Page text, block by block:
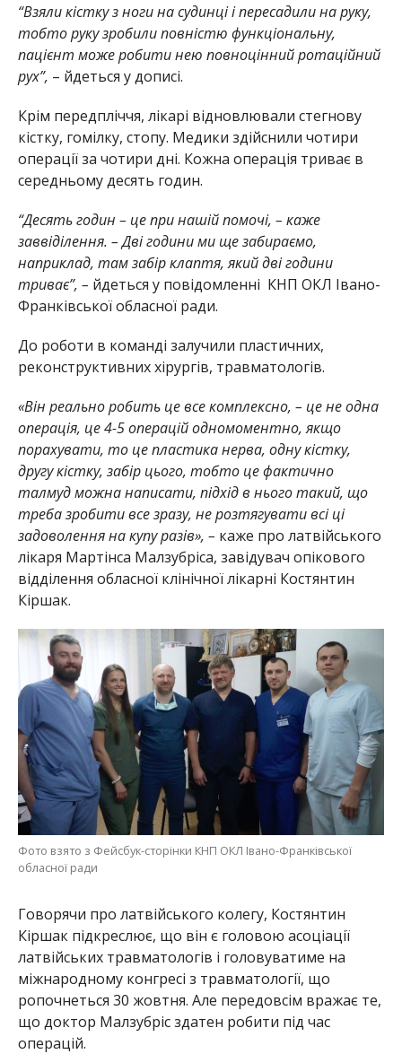
“Взяли кістку з ноги на судинці і пересадили на руку,
тобто руку зробили повністю функціональну,
пацієнт може робити нею повноцінний ротаційний
рух”, – йдеться у дописі.
Крім передпліччя, лікарі відновлювали стегнову
кістку, гомілку, стопу. Медики здійснили чотири
операції за чотири дні. Кожна операція триває в
середньому десять годин.
“Десять годин – це при нашій помочі, – каже
заввіділення. – Дві години ми ще забираємо,
наприклад, там забір клаптя, який дві години
триває”, – йдеться у повідомленні КНП ОКЛ Івано-
Франківської обласної ради.
До роботи в команді залучили пластичних,
реконструктивних хірургів, травматологів.
«Він реально робить це все комплексно, – це не одна
операція, це 4-5 операцій одномоментно, якщо
порахувати, то це пластика нерва, одну кістку,
другу кістку, забір цього, тобто це фактично
талмуд можна написати, підхід в нього такий, що
треба зробити все зразу, не розтягувати всі ці
задоволення на купу разів», – каже про латвійського
лікаря Мартінса Малзубріса, завідувач опікового
відділення обласної клінічної лікарні Костянтин
Кіршак.
Фото взято з Фейсбук-сторінки КНП ОКЛ Івано-Франківської
обласної ради
Говорячи про латвійського колегу, Костянтин
Кіршак підкреслює, що він є головою асоціації
латвійських травматологів і головуватиме на
міжнародному конгресі з травматології, що
ропочнеться 30 жовтня. Але передовсім вражає те,
що доктор Малзубріс здатен робити під час
операцій.